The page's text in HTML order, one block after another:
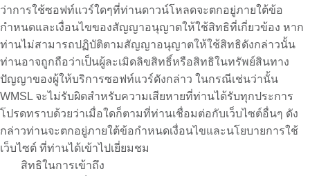
ว่าการใช้ซอฟท์แวร์ใดๆที่ท่านดาวน์โหลดจะตกอยู่ภายใต้ข้อ
กำหนดและเงื่อนไขของสัญญาอนุญาตให้ใช้สิทธิที่เกี่ยวข้อง หาก
ท่านไม่สามารถปฏิบัติตามสัญญาอนุญาตให้ใช้สิทธิดังกล่าวนั้น
ท่านอาจถูกถือว่าเป็นผู้ละเมิดลิขสิทธิ์หรือสิทธิในทรัพย์สินทาง
ปัญญาของผู้ให้บริการซอฟท์แวร์ดังกล่าว ในกรณีเช่นว่านั้น
WMSL จะไม่รับผิดสำหรับความเสียหายที่ท่านได้รับทุกประการ
โปรดทราบด้วยว่าเมื่อใดก็ตามที่ท่านเชื่อมต่อกับเว็บไซต์อื่นๆ ดัง
กล่าวท่านจะตกอยู่ภายใต้ข้อกำหนดเงื่อนไขและนโยบายการใช้
เว็บไซต์ ที่ท่านได้เข้าไปเยี่ยมชม
สิทธิในการเข้าถึง